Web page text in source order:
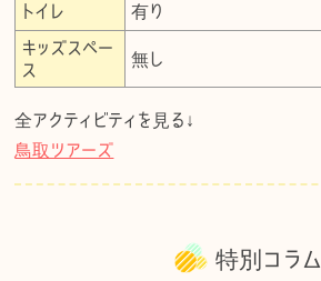
トイレ 有り
キッズスペー
ス
無し
全アクティビティを見る↓
鳥取ツアーズ
特別コラム